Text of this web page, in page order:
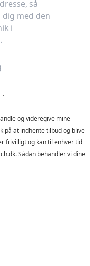
og videregive mine
på at indhente tilbud og blive
frivilligt og kan til enhver tid
Sådan behandler vi dine